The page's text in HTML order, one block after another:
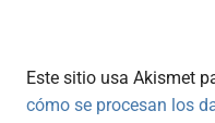
Este sitio usa Akismet
cómo se procesan los